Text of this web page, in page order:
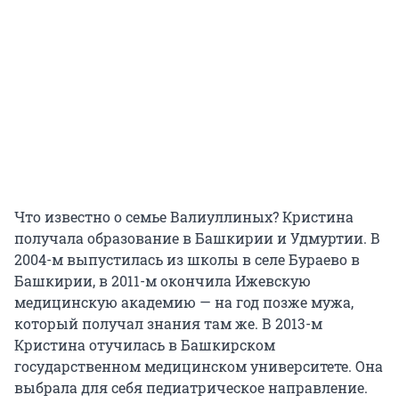
Что известно о семье Валиуллиных? Кристина
получала образование в Башкирии и Удмуртии. В
2004-м выпустилась из школы в селе Бураево в
Башкирии, в 2011-м окончила Ижевскую
медицинскую академию — на год позже мужа,
который получал знания там же. В 2013-м
Кристина отучилась в Башкирском
государственном медицинском университете. Она
выбрала для себя педиатрическое направление.